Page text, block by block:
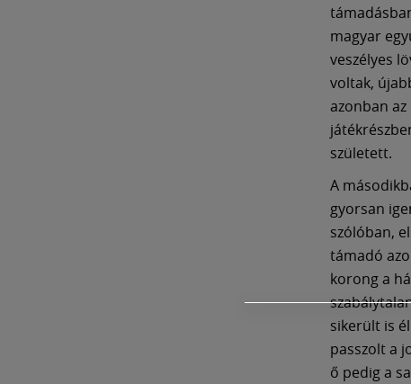
magyar
veszélyes
voltak,
azonban az
született.
A
gyorsan
szólóban,
támadó
korong a
sikerült is
passzolt a
ő pedig a